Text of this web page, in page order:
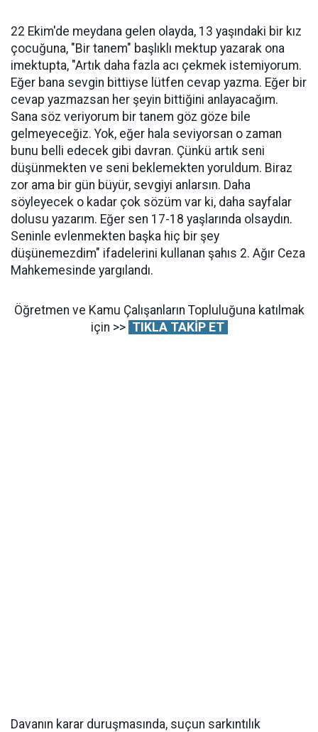
22 Ekim'de meydana gelen olayda, 13 yaşındaki bir kız
çocuğuna, "Bir tanem" başlıklı mektup yazarak ona
imektupta, "Artık daha fazla acı çekmek istemiyorum.
Eğer bana sevgin bittiyse lütfen cevap yazma. Eğer bir
cevap yazmazsan her şeyin bittiğini anlayacağım.
Sana söz veriyorum bir tanem göz göze bile
gelmeyeceğiz. Yok, eğer hala seviyorsan o zaman
bunu belli edecek gibi davran. Çünkü artık seni
düşünmekten ve seni beklemekten yoruldum. Biraz
zor ama bir gün büyür, sevgiyi anlarsın. Daha
söyleyecek o kadar çok sözüm var ki, daha sayfalar
dolusu yazarım. Eğer sen 17-18 yaşlarında olsaydın.
Seninle evlenmekten başka hiç bir şey
düşünemezdim" ifadelerini kullanan şahıs 2. Ağır Ceza
Mahkemesinde yargılandı.
Öğretmen ve Kamu Çalışanların Topluluğuna katılmak
için >> TIKLA TAKİP ET
Davanın karar duruşmasında, suçun sarkıntılık